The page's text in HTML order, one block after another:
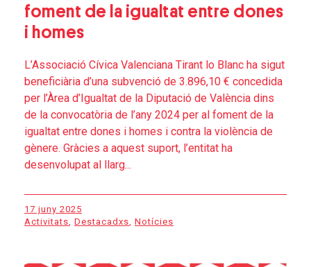
foment de la igualtat entre dones
i homes
L’Associació Cívica Valenciana Tirant lo Blanc ha sigut
beneficiària d’una subvenció de 3.896,10 € concedida
per l’Àrea d’Igualtat de la Diputació de València dins
de la convocatòria de l’any 2024 per al foment de la
igualtat entre dones i homes i contra la violència de
gènere. Gràcies a aquest suport, l’entitat ha
desenvolupat al llarg...
17 juny 2025
Activitats Destacadxs Notícies